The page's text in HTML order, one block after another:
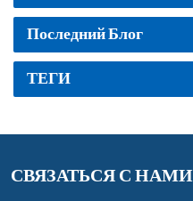
Последний Блог
ТЕГИ
СВЯЗАТЬСЯ С НАМИ